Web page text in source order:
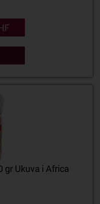
gr Ukuva i Africa